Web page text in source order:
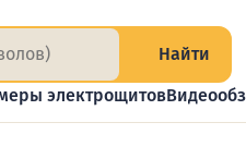
Найти
электрощитов